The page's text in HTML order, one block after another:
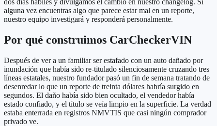
dos días hábiles y divulgamos el cambio en nuestro changelog. Si
alguna vez encuentras algo que parece estar mal en un reporte,
nuestro equipo investigará y responderá personalmente.
Por qué construimos CarCheckerVIN
Después de ver a un familiar ser estafado con un auto dañado por
inundación que había sido re-titulado silenciosamente cruzando tres
líneas estatales, nuestro fundador pasó un fin de semana tratando de
desenredar lo que un reporte de treinta dólares habría surgido en
segundos. El daño había sido bien ocultado, el vendedor había
estado confiado, y el título se veía limpio en la superficie. La verdad
estaba enterrada en registros NMVTIS que casi ningún comprador
privado ve.